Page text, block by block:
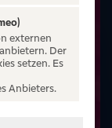
externen
Der
setzen. Es
Anbieters.